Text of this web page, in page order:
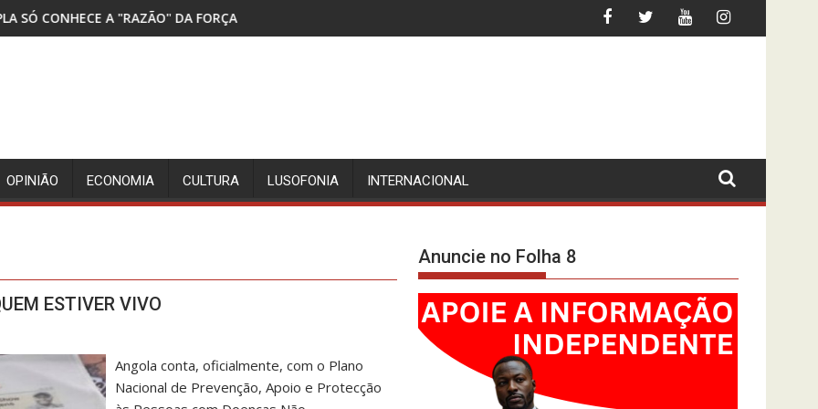
DA FORÇA DETIDOS TRÊS SUSPEITOS DA MORTE DE CIDADÃO BRASILEIROINFLAÇÃO ABAIXO DOS 10%? O INE-
OPINIÃO ECONOMIA CULTURA LUSOFONIA INTERNACIONAL
ESTIVER VIVO
Angola conta, oficialmente, com o Plano
Nacional de Prevenção, Apoio e Protecção
Anuncie no Folha 8